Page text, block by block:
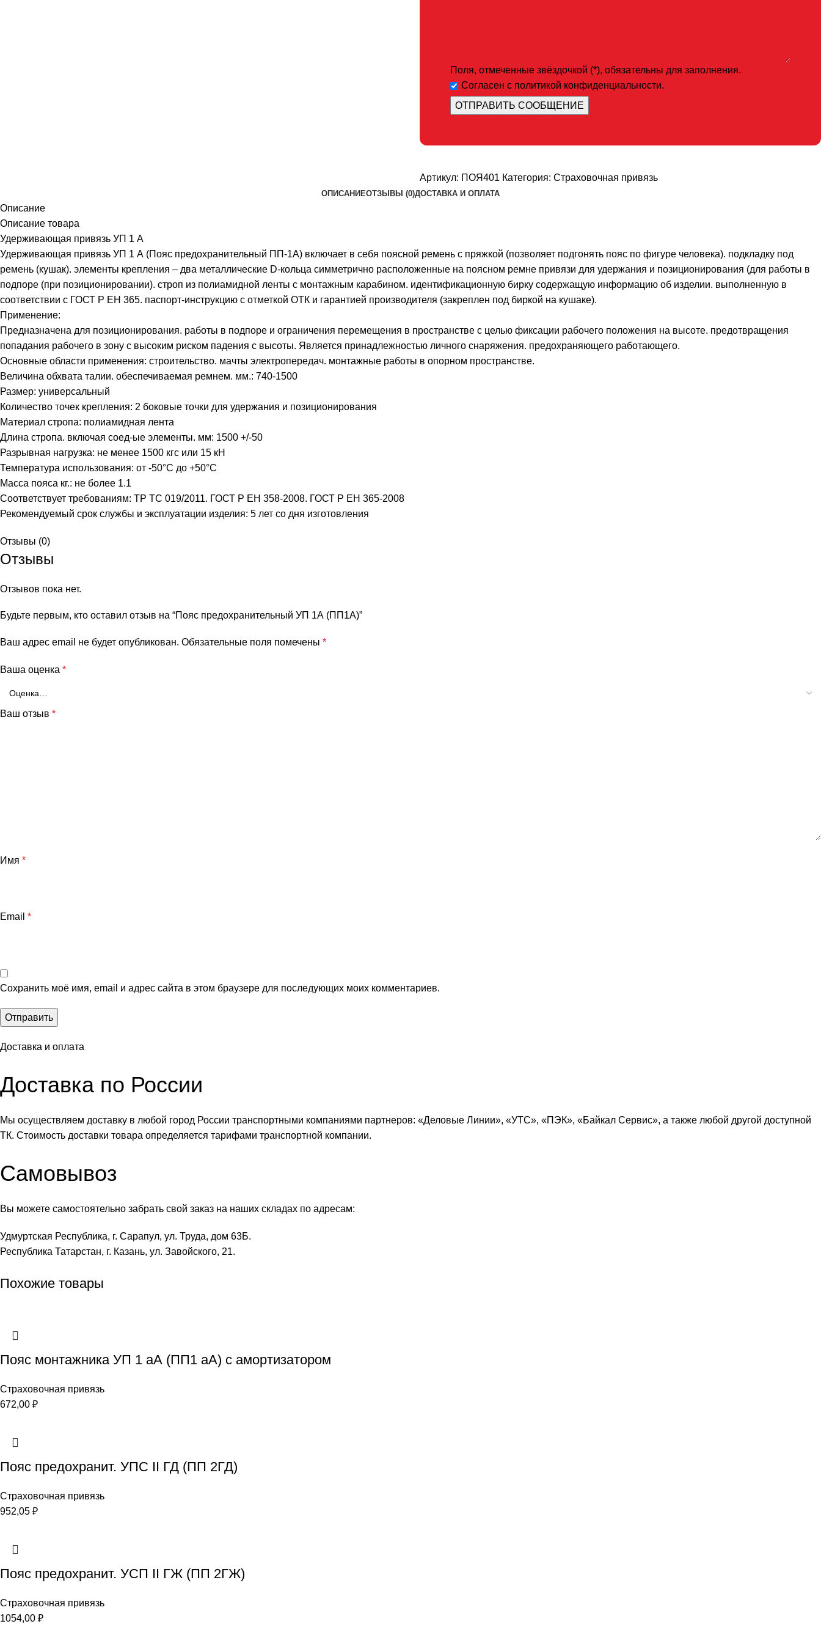
Поля, отмеченные звёздочкой (*), обязательны для заполнения.
Согласен с политикой конфиденциальности.
Артикул: ПОЯ401 Категория: Страховочная привязь
ОПИСАНИЕОТЗЫВЫ (0)ДОСТАВКА И ОПЛАТА
Описание
Описание товара
Удерживающая привязь УП 1 А
Удерживающая привязь УП 1 А (Пояс предохранительный ПП-1А) включает в себя поясной ремень с пряжкой (позволяет подгонять пояс по фигуре человека). подкладку под
ремень (кушак). элементы крепления – два металлические D-кольца симметрично расположенные на поясном ремне привязи для удержания и позиционирования (для работы в
подпоре (при позиционировании). строп из полиамидной ленты с монтажным карабином. идентификационную бирку содержащую информацию об изделии. выполненную в
соответствии с ГОСТ Р ЕН 365. паспорт-инструкцию с отметкой ОТК и гарантией производителя (закреплен под биркой на кушаке).
Применение:
Предназначена для позиционирования. работы в подпоре и ограничения перемещения в пространстве с целью фиксации рабочего положения на высоте. предотвращения
попадания рабочего в зону с высоким риском падения с высоты. Является принадлежностью личного снаряжения. предохраняющего работающего.
Основные области применения: строительство. мачты электропередач. монтажные работы в опорном пространстве.
Величина обхвата талии. обеспечиваемая ремнем. мм.: 740-1500
Размер: универсальный
Количество точек крепления: 2 боковые точки для удержания и позиционирования
Материал стропа: полиамидная лента
Длина стропа. включая соед-ые элементы. мм: 1500 +/-50
Разрывная нагрузка: не менее 1500 кгс или 15 кН
Температура использования: от -50°C до +50°С
Масса пояса кг.: не более 1.1
Соответствует требованиям: ТР ТС 019/2011. ГОСТ Р ЕН 358-2008. ГОСТ Р ЕН 365-2008
Рекомендуемый срок службы и эксплуатации изделия: 5 лет со дня изготовления
Отзывы (0)
Отзывы
Отзывов пока нет.
Будьте первым, кто оставил отзыв на “Пояс предохранительный УП 1А (ПП1А)”
Ваш адрес email не будет опубликован. Обязательные поля помечены *
Ваша оценка *
Ваш отзыв *
Имя *
Email *
Сохранить моё имя, email и адрес сайта в этом браузере для последующих моих комментариев.
Доставка и оплата
Доставка по России
Мы осуществляем доставку в любой город России транспортными компаниями партнеров: «Деловые Линии», «УТС», «ПЭК», «Байкал Сервис», а также любой другой доступной
ТК. Стоимость доставки товара определяется тарифами транспортной компании.
Самовывоз
Вы можете самостоятельно забрать свой заказ на наших складах по адресам:
Удмуртская Республика, г. Сарапул, ул. Труда, дом 63Б.
Республика Татарстан, г. Казань, ул. Завойского, 21.
Похожие товары
Пояс монтажника УП 1 аА (ПП1 аА) с амортизатором
Страховочная привязь
672,00 ₽
Пояс предохранит. УПС II ГД (ПП 2ГД)
Страховочная привязь
952,05 ₽
Пояс предохранит. УСП II ГЖ (ПП 2ГЖ)
Страховочная привязь
1054,00 ₽